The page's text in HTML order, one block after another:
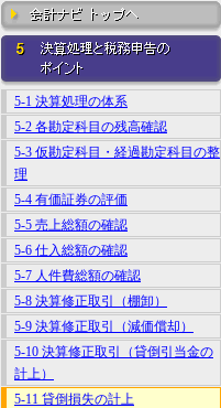
5-1 決算処理の体系
5-2 各勘定科目の残高確認
5-3 仮勘定科目・経過勘定科目の整
理
5-4 有価証券の評価
5-5 売上総額の確認
5-6 仕入総額の確認
5-7 人件費総額の確認
5-8 決算修正取引（棚卸）
5-9 決算修正取引（減価償却）
5-10 決算修正取引（貸倒引当金の
計上）
5-11 貸倒損失の計上